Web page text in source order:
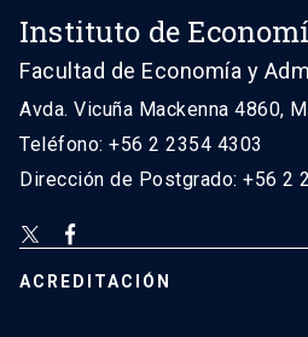
Instituto de
Facultad de Economía y
Avda. Vicuña Mackenna 4860,
Teléfono: +56 2 2354 4303
Dirección de Postgrado: +56 2
ACREDITACIÓN